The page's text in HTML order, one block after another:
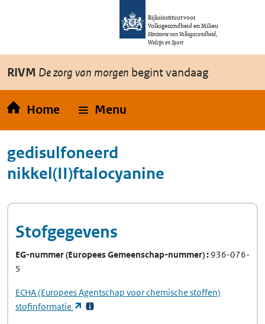
Overslaan en naar de inhoud gaan
Rijksinstituut voor
Volksgezondheid en Milieu
Ministerie van Volksgezondheid,
Welzijn en Sport
RIVM De zorg van morgen begint vandaag
Home Menu
gedisulfoneerd
nikkel(II)ftalocyanine
Stofgegevens
EG-nummer(Europees Gemeenschap-nummer) 936-076-
5
ECHA(Europees Agentschap voor chemische stoffen)
stofinformatie
(opent in een nieuw tabblad)